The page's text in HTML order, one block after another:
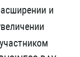
и